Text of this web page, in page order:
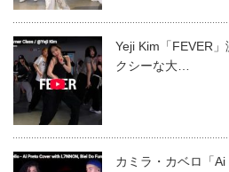
Yeji Kim「FEVER
クシーな大…
カミラ・カベロ「